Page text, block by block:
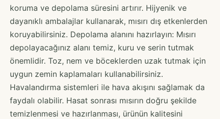
koruma ve depolama süresini artırır. Hijyenik ve
dayanıklı ambalajlar kullanarak, mısırı dış etkenlerden
koruyabilirsiniz. Depolama alanını hazırlayın: Mısırı
depolayacağınız alanı temiz, kuru ve serin tutmak
önemlidir. Toz, nem ve böceklerden uzak tutmak için
uygun zemin kaplamaları kullanabilirsiniz.
Havalandırma sistemleri ile hava akışını sağlamak da
faydalı olabilir. Hasat sonrası mısırın doğru şekilde
temizlenmesi ve hazırlanması, ürünün kalitesini